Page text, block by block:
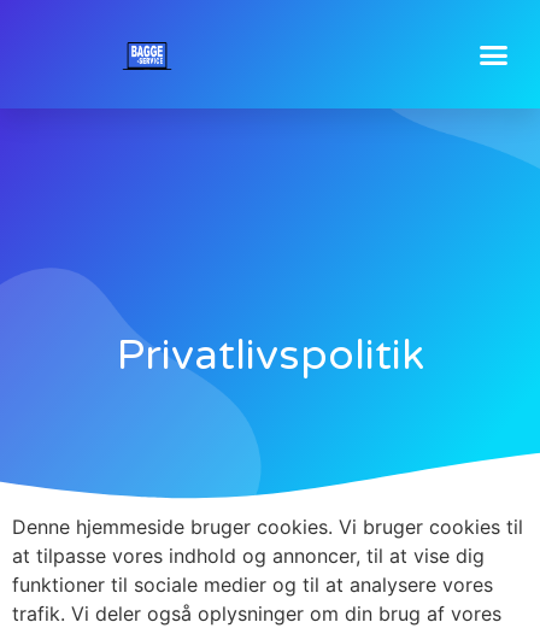
Privatlivspolitik
Denne hjemmeside bruger cookies. Vi bruger cookies til
at tilpasse vores indhold og annoncer, til at vise dig
funktioner til sociale medier og til at analysere vores
trafik. Vi deler også oplysninger om din brug af vores